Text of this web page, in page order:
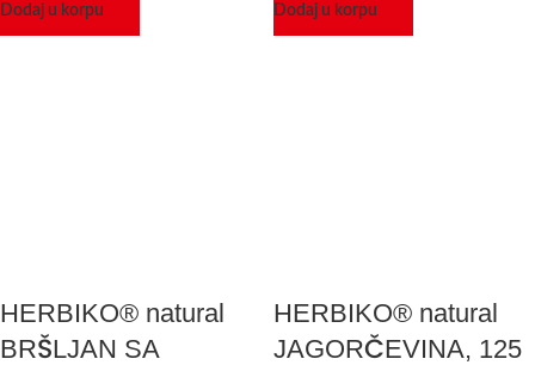
Dodaj u korpu Dodaj u korpu
HERBIKO® natural
BRŠLJAN SA
HERBIKO® natural
JAGORČEVINA, 125